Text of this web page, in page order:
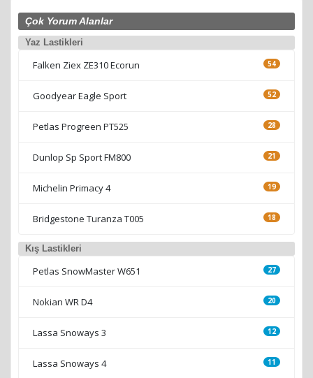
Çok Yorum Alanlar
Yaz Lastikleri
Falken Ziex ZE310 Ecorun 54
Goodyear Eagle Sport 52
Petlas Progreen PT525 28
Dunlop Sp Sport FM800 21
Michelin Primacy 4 19
Bridgestone Turanza T005 18
Kış Lastikleri
Petlas SnowMaster W651 27
Nokian WR D4 20
Lassa Snoways 3 12
Lassa Snoways 4 11